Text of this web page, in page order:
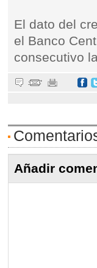
El dato del
el Banco
consecutivo
Añadir